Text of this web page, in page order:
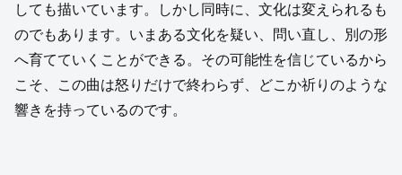
しても描いています。しかし同時に、文化は変えられるも
のでもあります。いまある文化を疑い、問い直し、別の形
へ育てていくことができる。その可能性を信じているから
こそ、この曲は怒りだけで終わらず、どこか祈りのような
響きを持っているのです。